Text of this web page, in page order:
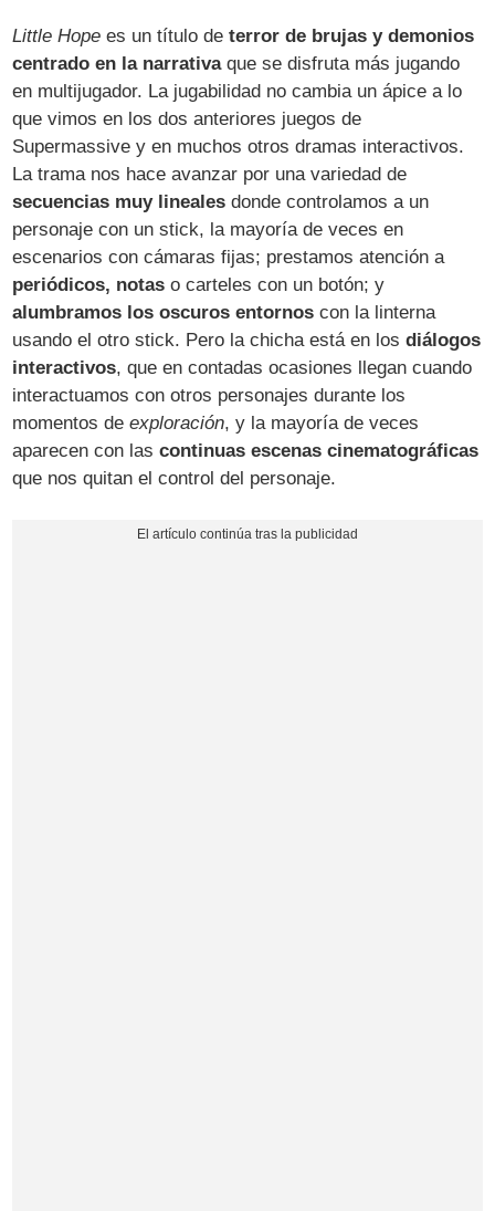
Little Hope es un título deterror de brujas y demonios
centrado en la narrativaque se disfruta más jugando
en multijugador. La jugabilidad no cambia un ápice a lo
que vimos en los dos anteriores juegos de
Supermassive y en muchos otros dramas interactivos.
La trama nos hace avanzar por una variedad de
secuencias muy lineales donde controlamos a un
personaje con un stick, la mayoría de veces en
escenarios con cámaras fijas; prestamos atención a
periódicos, notas o carteles con un botón; y
alumbramos los oscuros entornos con la linterna
usando el otro stick. Pero la chicha está en losdiálogos
interactivos, que en contadas ocasiones llegan cuando
interactuamos con otros personajes durante los
momentos deexploración, y la mayoría de veces
aparecen con lascontinuas escenas cinematográficas
que nos quitan el control del personaje.